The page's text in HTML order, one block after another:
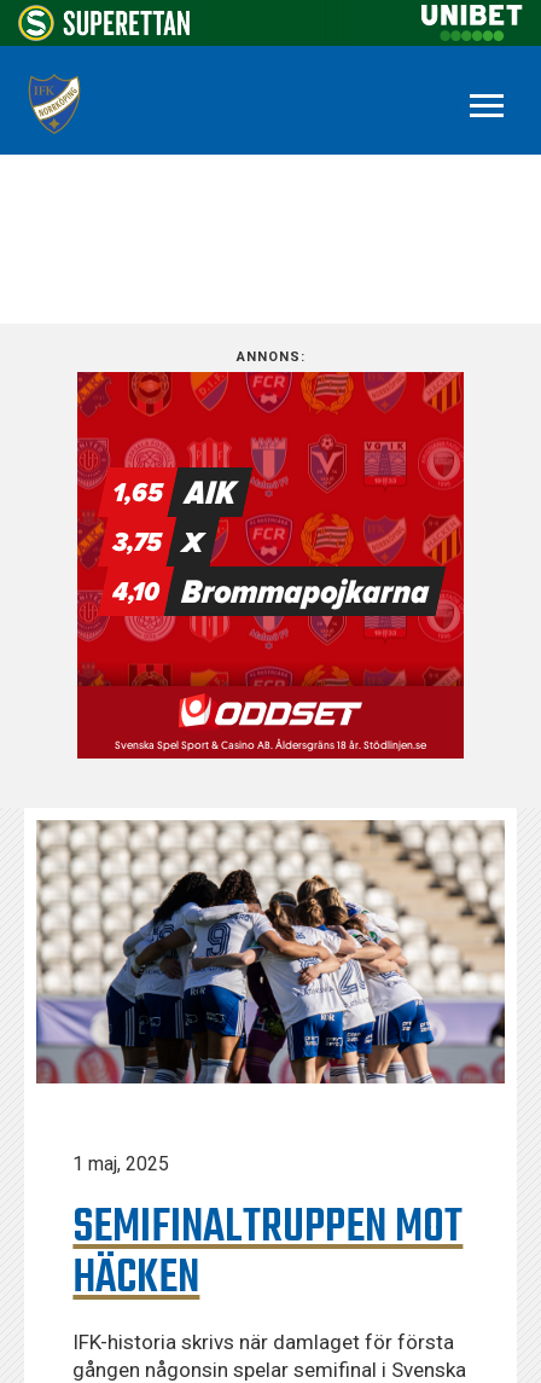
ANNONS:
1 maj, 2025
SEMIFINALTRUPPEN MOT
HÄCKEN
IFK-historia skrivs när damlaget för första
gången någonsin spelar semifinal i Svenska